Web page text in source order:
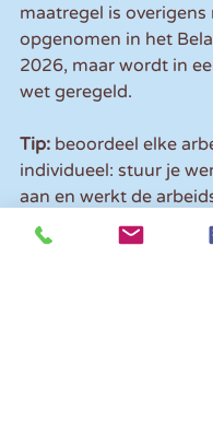
maatregel is overigens
opgenomen in het
2026, maar wordt in
wet geregeld.
Tip: beoordeel elke
individueel: stuur je
aan en werkt de
eigen rekening en
afwegingen goed